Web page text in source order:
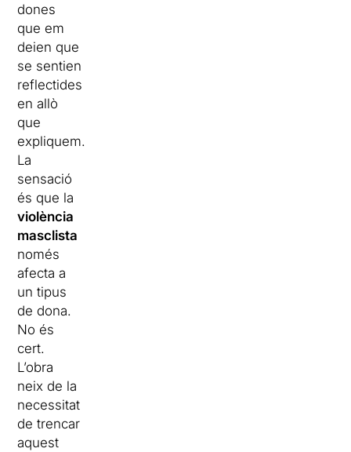
dones
que em
deien que
se sentien
reflectides
en allò
que
expliquem.
La
sensació
és que la
violència
masclista
només
afecta a
un tipus
de dona.
No és
cert.
L’obra
neix de la
necessitat
de trencar
aquest